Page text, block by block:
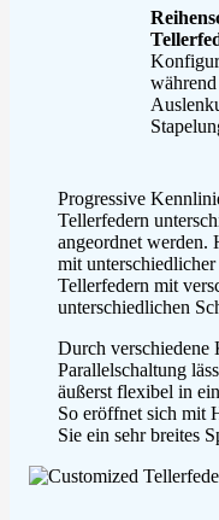
Progressive
Tellerfedern
angeordnet werden.
mit
Tellerfedern mit
unterschiedlichen
Durch verschiedene
Parallelschaltung
äußerst flexibel in
So eröffnet sich
Sie ein sehr breites